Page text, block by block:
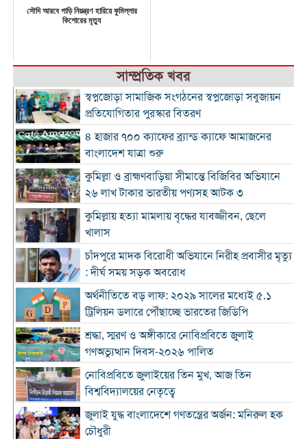
সৌদি আরবে গাড়ি নিয়ন্ত্রণ হারিয়ে কুমিল্লার
কিশোরের মৃত্যু
সাম্প্রতিক খবর
স্বপ্নজোড়া সামাজিক সংগঠনের স্বপ্নজোড়া সবুজায়ন
প্রতিযোগিতার পুরস্কার বিতরণ
৪ হাজার ৭০০ ক্যাফের ব্র্যান্ড ক্যাফে আমাজনের
বাংলাদেশ যাত্রা শুরু
কুমিল্লা ও ব্রাহ্মণবাড়িয়া সীমান্তে বিজিবির অভিযানে
২৬ লাখ টাকার ভারতীয় পণ্যসহ আটক ৩
কুমিল্লায় হত্যা মামলায় বৃদ্ধের যাবজ্জীবন, ছেলে
খালাস
চাঁদপুরে মাদক বিরোধী অভিযানে নিরীহ প্রবাসীর মৃত্যু
: দীর্ঘ সময় সড়ক অবরোধ
অর্থনীতিতে বড় লাফ: ২০২৯ সালের মধ্যেই ৫.১
ট্রিলিয়ন ডলারে পৌঁছাচ্ছে ভারতের জিডিপি
শ্রদ্ধা, স্মরণ ও অঙ্গীকারে নোবিপ্রবিতে জুলাই
গণঅভ্যুত্থান দিবস-২০২৬ পালিত
নোবিপ্রবিতে জুলাইয়ের তিন মুখ, আজ তিন
বিশ্ববিদ্যালয়ের নেতৃত্বে
জুলাই যুদ্ধ বাংলাদেশে গণতন্ত্রের অর্জন: মনিরুল হক
চৌধুরী